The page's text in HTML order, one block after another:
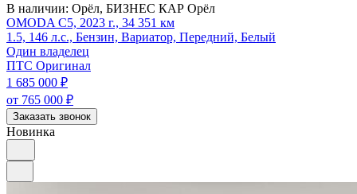
В наличии: Орёл, БИЗНЕС КАР Орёл
OMODA C5, 2023 г., 34 351 км
1.5, 146 л.с., Бензин, Вариатор, Передний, Белый
Один владелец
ПТС Оригинал
1 685 000 ₽
от 765 000 ₽
Заказать звонок
Новинка